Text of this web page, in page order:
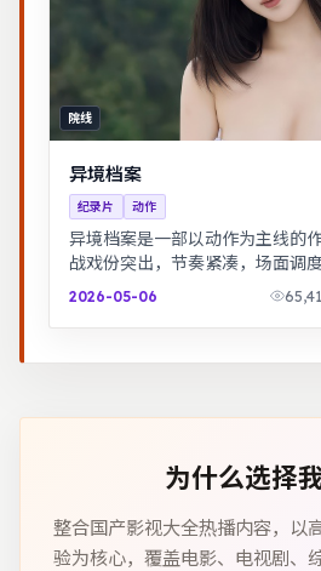
院线
异境档案
纪录片 动作
异境档案是一部以动作为主线的
战戏份突出，节奏紧凑，场面调
时代浪潮里做出艰难抉择，最终与
2026-05-06
为什么选择我
整合国产影视大全热播内容，以
验为核心，覆盖电影、电视剧、